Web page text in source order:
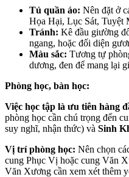
Tủ quần áo: Nên đặt ở
Họa Hại, Lục Sát, Tuyệt
Tránh: Kê đầu giường
ngang, hoặc đối diện
Màu sắc: Tương tự
dương, đen để mang lại
Phòng học, bàn học:
Việc học tập là ưu tiên hàng
phòng học cần chú trọng đến
suy nghĩ, nhận thức) và Sinh
Vị trí phòng học: Nên chọn
cung Phục Vị hoặc cung Văn
Văn Xương cần xem xét thêm